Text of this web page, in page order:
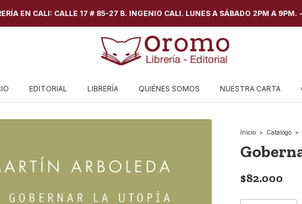
EN CALI: CALLE 17 # 85-27 B. INGENIO CALI. LUNES A SÁBADO 2PM A
EDITORIAL LIBRERÍA QUIÉNES SOMOS NUESTRA CARTA
Inicio > Catalogo >
$82.000